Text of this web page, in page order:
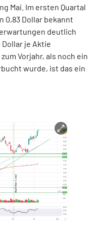
Mai. Im ersten Quartal
0,83 Dollar bekannt
deutlich
je Aktie
Vorjahr, als noch ein
wurde, ist das ein